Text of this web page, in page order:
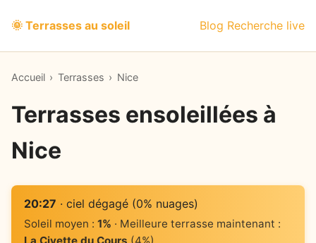
🌞 Terrasses au soleil Blog Recherche live
Accueil › Terrasses › Nice
Terrasses ensoleillées à
Nice
20:27 · ciel dégagé (0% nuages)
Soleil moyen : 1% · Meilleure terrasse maintenant :